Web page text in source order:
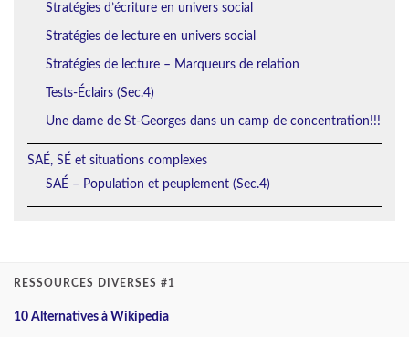
Stratégies d’écriture en univers social
Stratégies de lecture en univers social
Stratégies de lecture – Marqueurs de relation
Tests-Éclairs (Sec.4)
Une dame de St-Georges dans un camp de concentration!!!
SAÉ, SÉ et situations complexes
SAÉ – Population et peuplement (Sec.4)
RESSOURCES DIVERSES #1
10 Alternatives à Wikipedia